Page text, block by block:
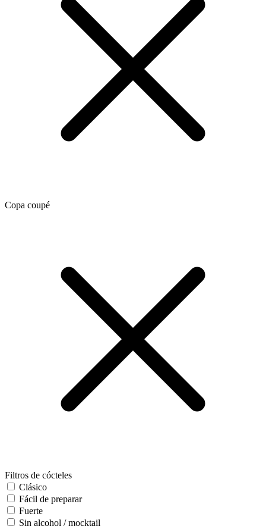
Copa coupé
Filtros de cócteles
Clásico
Fácil de preparar
Fuerte
Sin alcohol / mocktail